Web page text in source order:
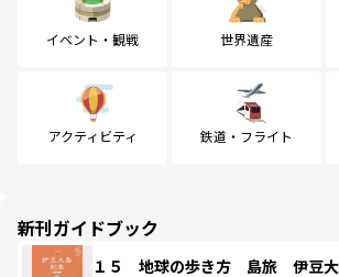
イベント・観戦 世界遺産
アクティビティ 鉄道・フライト
新刊ガイドブック
１５ 地球の歩き方 島旅 伊豆